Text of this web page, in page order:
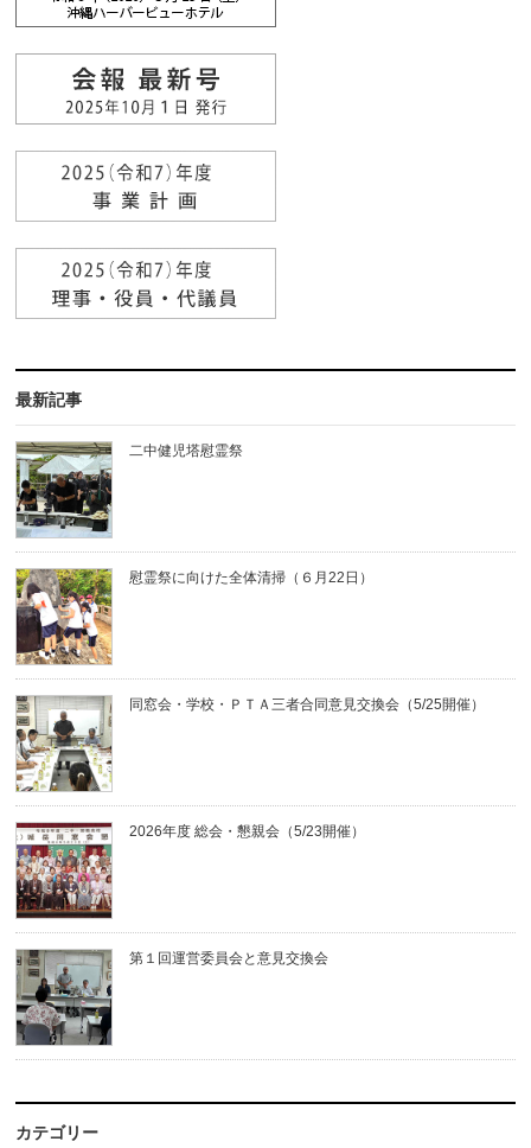
最新記事
二中健児塔慰霊祭
慰霊祭に向けた全体清掃（６月22日）
同窓会・学校・ＰＴＡ三者合同意見交換会（5/25開催）
2026年度 総会・懇親会（5/23開催）
第１回運営委員会と意見交換会
カテゴリー